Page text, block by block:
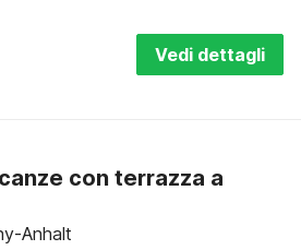
Vedi dettagli
con terrazza a
Anhalt